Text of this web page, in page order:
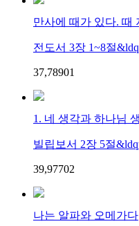
만사에 때가 있다. 때
전도서 3장 1~8절
37,78901
1. 네 생각과 하나님
빌립보서 2장 5절
39,97702
나는 알파와 오메가다